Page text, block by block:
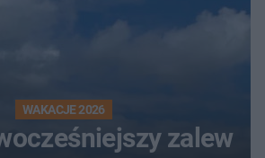
WAKACJE 2026
zalew